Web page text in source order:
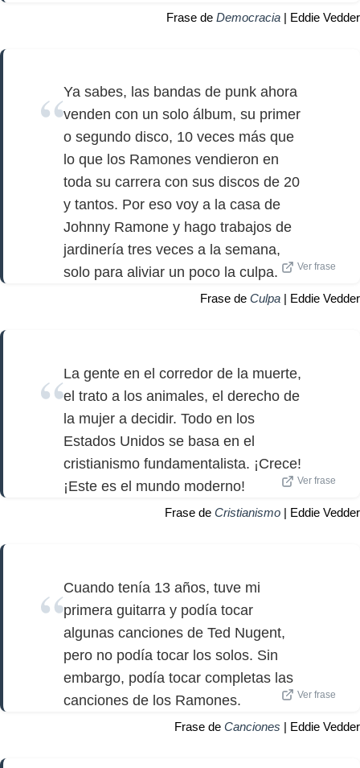
Frase de Democracia | Eddie Vedder
Ya sabes, las bandas de punk ahora
venden con un solo álbum, su primer
o segundo disco, 10 veces más que
lo que los Ramones vendieron en
toda su carrera con sus discos de 20
y tantos. Por eso voy a la casa de
Johnny Ramone y hago trabajos de
jardinería tres veces a la semana,
solo para aliviar un poco la culpa.
Ver frase
Frase de Culpa | Eddie Vedder
La gente en el corredor de la muerte,
el trato a los animales, el derecho de
la mujer a decidir. Todo en los
Estados Unidos se basa en el
cristianismo fundamentalista. ¡Crece!
¡Este es el mundo moderno!
Ver frase
Frase de Cristianismo | Eddie Vedder
Cuando tenía 13 años, tuve mi
primera guitarra y podía tocar
algunas canciones de Ted Nugent,
pero no podía tocar los solos. Sin
embargo, podía tocar completas las
canciones de los Ramones.
Ver frase
Frase de Canciones | Eddie Vedder